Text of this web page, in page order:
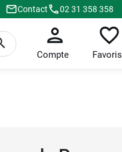
Contact 02 31 358 358
Compte Favoris